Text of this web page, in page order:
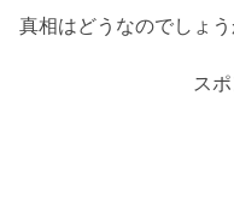
真相はどうなのでしょう
ス